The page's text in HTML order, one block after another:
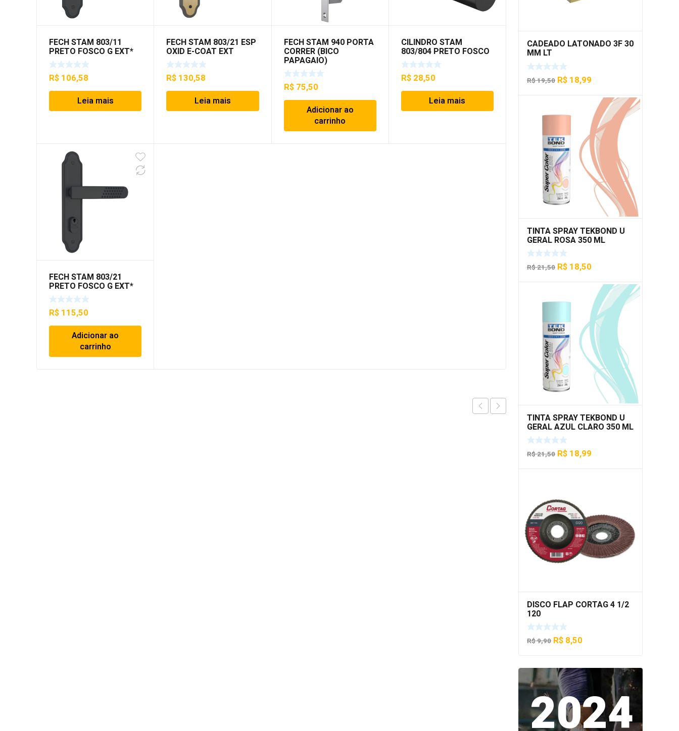
FECH STAM 803/11
PRETO FOSCO G EXT*
R$ 106,58
Leia mais
FECH STAM 803/21 ESP
OXID E-COAT EXT
R$ 130,58
Leia mais
FECH STAM 940 PORTA
CORRER (BICO
PAPAGAIO)
R$75,50
Adicionar ao
carrinho
CILINDRO STAM
803/804 PRETO FOSCO
R$28,50
Leia mais
FECH STAM 803/21
PRETO FOSCO G EXT*
R$ 115,50
Adicionar ao
carrinho
CADEADO LATONADO 3F 30
MM LT
R$19,50 O
era:
R$ 19,50.
R$ 18,99
atual
é:
R$ 18,99.
TINTA SPRAY TEKBOND U
GERAL ROSA 350 ML
R$21,50 O
era:
R$ 21,50.
R$ 18,50
atual
é:
R$ 18,50.
TINTA SPRAY TEKBOND U
GERAL AZUL CLARO 350 ML
R$21,50 O
R$ 21,50.
R$ 18,99
DISCO FLAP CORTAG 4 1/2
120
R$9,90 O
era:
R$ 9,90.
R$ 8,50
é:
R$ 8,50.
2024